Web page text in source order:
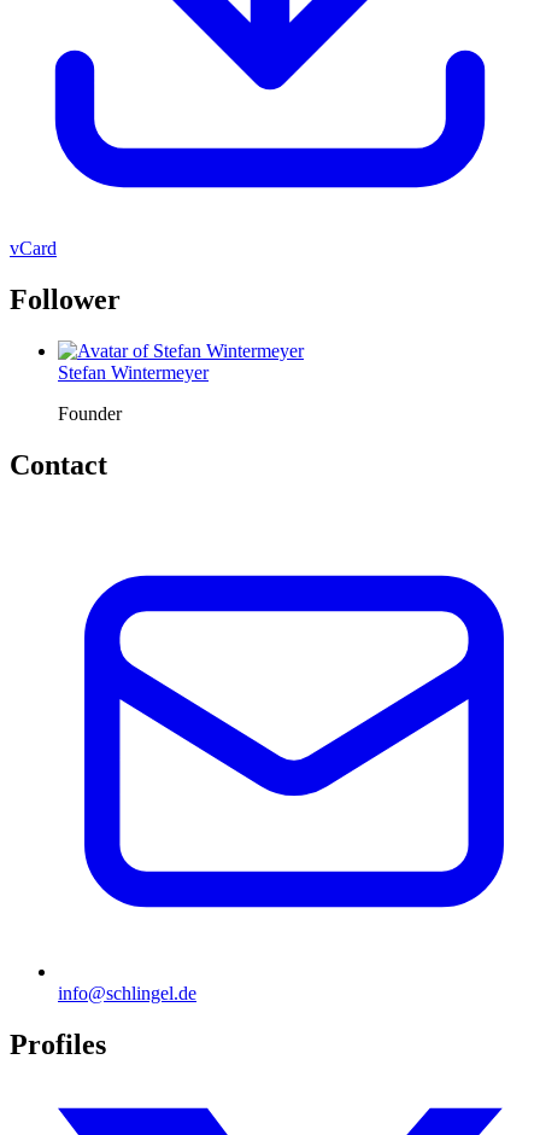
vCard
Follower
Stefan Wintermeyer
Founder
Contact
info@schlingel.de
Profiles